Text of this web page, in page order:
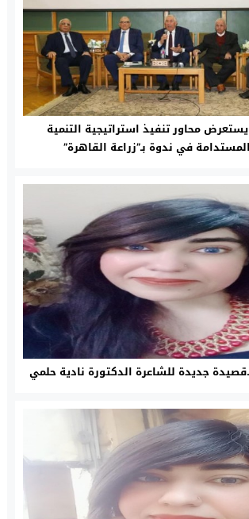
يستعرض محاور تنفيذ استراتيجية التنمية
في ندوة بـ”زراعة القاهرة”
جديدة للشاعرة الدكتورة نادية حلمي